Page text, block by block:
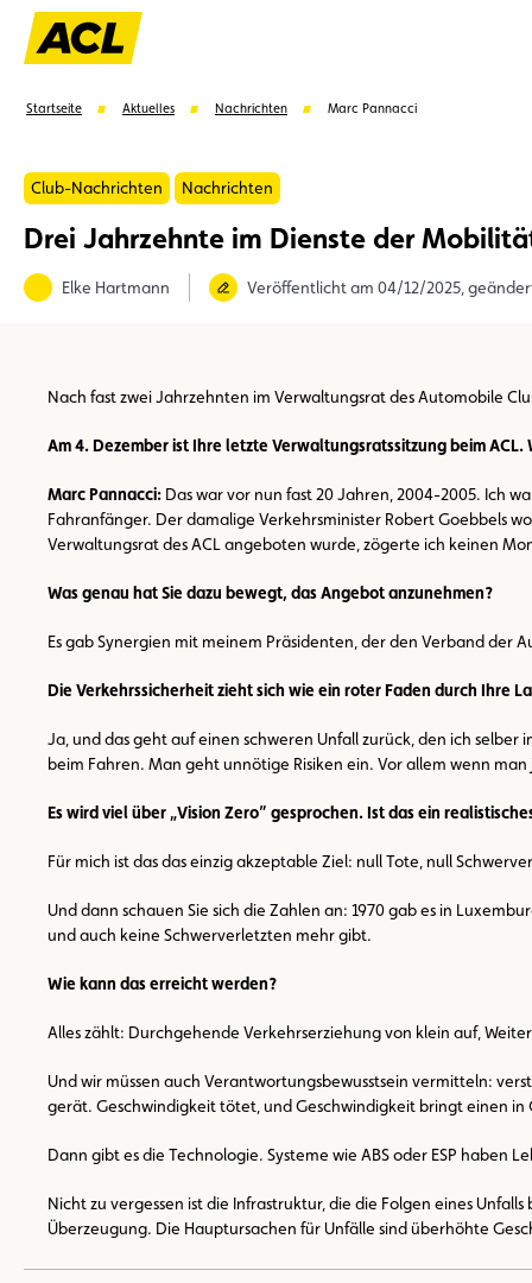
Vorschläge
Startseite Aktuelles Nachrichten Marc Pannacci
Club-Nachrichten Nachrichten
Drei Jahrzehnte im Dienste der
Elke Hartmann Veröffentlicht am 04/12/2025,
Nach fast zwei Jahrzehnten im Verwaltungsrat des Automobile
Am 4. Dezember ist Ihre letzte Verwaltungsratssitzung beim ACL.
Marc Pannacci: Das war vor nun fast 20 Jahren, 2004-2005. Ich
Fahranfänger. Der damalige Verkehrsminister Robert Goebbels
Verwaltungsrat des ACL angeboten wurde, zögerte ich keinen
Was genau hat Sie dazu bewegt, das Angebot anzunehmen?
Es gab Synergien mit meinem Präsidenten, der den Verband
Die Verkehrssicherheit zieht sich wie ein roter Faden durch Ihre
Ja, und das geht auf einen schweren Unfall zurück, den ich
beim Fahren. Man geht unnötige Risiken ein. Vor allem wenn
Es wird viel über „Vision Zero” gesprochen. Ist das ein
Für mich ist das das einzig akzeptable Ziel: null Tote, null
Und dann schauen Sie sich die Zahlen an: 1970 gab es in
und auch keine Schwerverletzten mehr gibt.
Wie kann das erreicht werden?
Alles zählt: Durchgehende Verkehrserziehung von klein auf,
Und wir müssen auch Verantwortungsbewusstsein vermitteln:
gerät. Geschwindigkeit tötet, und Geschwindigkeit bringt einen in
Dann gibt es die Technologie. Systeme wie ABS oder ESP haben
Nicht zu vergessen ist die Infrastruktur, die die Folgen eines
Überzeugung. Die Hauptursachen für Unfälle sind überhöhte